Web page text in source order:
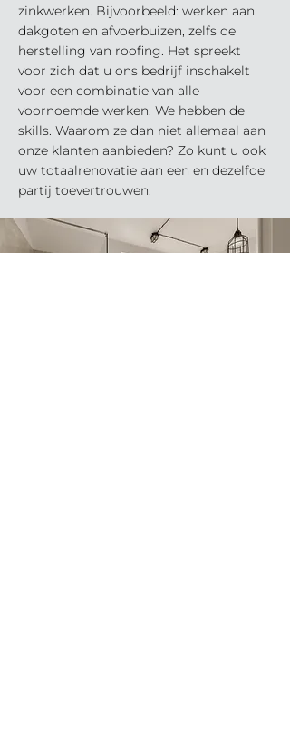
zinkwerken. Bijvoorbeeld: werken aan
dakgoten en afvoerbuizen, zelfs de
herstelling van roofing. Het spreekt
voor zich dat u ons bedrijf inschakelt
voor een combinatie van alle
voornoemde werken. We hebben de
skills. Waarom ze dan niet allemaal aan
onze klanten aanbieden? Zo kunt u ook
uw totaalrenovatie aan een en dezelfde
partij toevertrouwen.